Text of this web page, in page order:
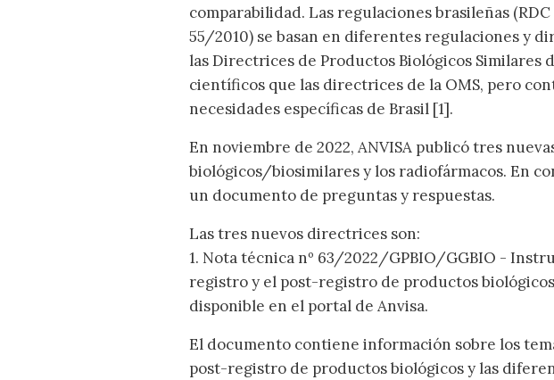
comparabilidad. Las regulaciones brasileñas (RDC
55/2010) se basan en diferentes regulaciones y
las Directrices de Productos Biológicos Similares
científicos que las directrices de la OMS, pero
necesidades específicas de Brasil [1].
En noviembre de 2022, ANVISA publicó tres
biológicos/biosimilares y los radiofármacos. En
un documento de preguntas y respuestas.
Las tres nuevos directrices son:
1. Nota técnica nº 63/2022/GPBIO/GGBIO -
registro y el post-registro de productos
disponible en el portal de Anvisa.
El documento contiene información sobre los
post-registro de productos biológicos y las